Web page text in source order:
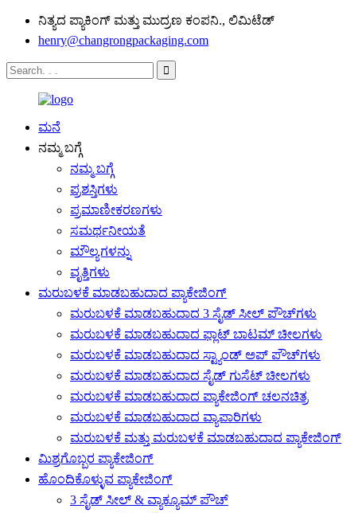
ನಿತ್ಯದ ಪ್ಯಾಕಿಂಗ್ ಮತ್ತು ಮುದ್ರಣ ಕಂಪನಿ., ಲಿಮಿಟೆಡ್
henry@changrongpackaging.com
ಮನೆ
ನಮ್ಮ ಬಗ್ಗೆ
ನಮ್ಮ ಬಗ್ಗೆ
ಪ್ರಶಸ್ತಿಗಳು
ಪ್ರಮಾಣೀಕರಣಗಳು
ಸಮರ್ಥನೀಯತೆ
ಮೌಲ್ಯಗಳನ್ನು
ವೃತ್ತಿಗಳು
ಮರುಬಳಕೆ ಮಾಡಬಹುದಾದ ಪ್ಯಾಕೇಜಿಂಗ್
ಮರುಬಳಕೆ ಮಾಡಬಹುದಾದ 3 ಸೈಡ್ ಸೀಲ್ ಪೌಚ್‌ಗಳು
ಮರುಬಳಕೆ ಮಾಡಬಹುದಾದ ಫ್ಲಾಟ್ ಬಾಟಮ್ ಚೀಲಗಳು
ಮರುಬಳಕೆ ಮಾಡಬಹುದಾದ ಸ್ಟ್ಯಾಂಡ್ ಅಪ್ ಪೌಚ್‌ಗಳು
ಮರುಬಳಕೆ ಮಾಡಬಹುದಾದ ಸೈಡ್ ಗುಸೆಟ್ ಚೀಲಗಳು
ಮರುಬಳಕೆ ಮಾಡಬಹುದಾದ ಪ್ಯಾಕೇಜಿಂಗ್ ಚಲನಚಿತ್ರ
ಮರುಬಳಕೆ ಮಾಡಬಹುದಾದ ವ್ಯಾಪಾರಿಗಳು
ಮರುಬಳಕೆ ಮತ್ತು ಮರುಬಳಕೆ ಮಾಡಬಹುದಾದ ಪ್ಯಾಕೇಜಿಂಗ್
ಮಿಶ್ರಗೊಬ್ಬರ ಪ್ಯಾಕೇಜಿಂಗ್
ಹೊಂದಿಕೊಳ್ಳುವ ಪ್ಯಾಕೇಜಿಂಗ್
3 ಸೈಡ್ ಸೀಲ್ & ವ್ಯಾಕ್ಯೂಮ್ ಪೌಚ್